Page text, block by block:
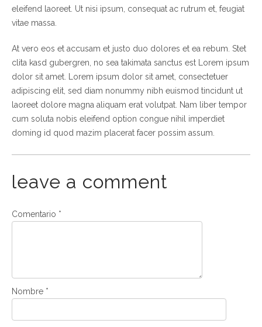
eleifend laoreet. Ut nisi ipsum, consequat ac rutrum et, feugiat
vitae massa.
At vero eos et accusam et justo duo dolores et ea rebum. Stet
clita kasd gubergren, no sea takimata sanctus est Lorem ipsum
dolor sit amet. Lorem ipsum dolor sit amet, consectetuer
adipiscing elit, sed diam nonummy nibh euismod tincidunt ut
laoreet dolore magna aliquam erat volutpat. Nam liber tempor
cum soluta nobis eleifend option congue nihil imperdiet
doming id quod mazim placerat facer possim assum.
leave a comment
Comentario *
Nombre *